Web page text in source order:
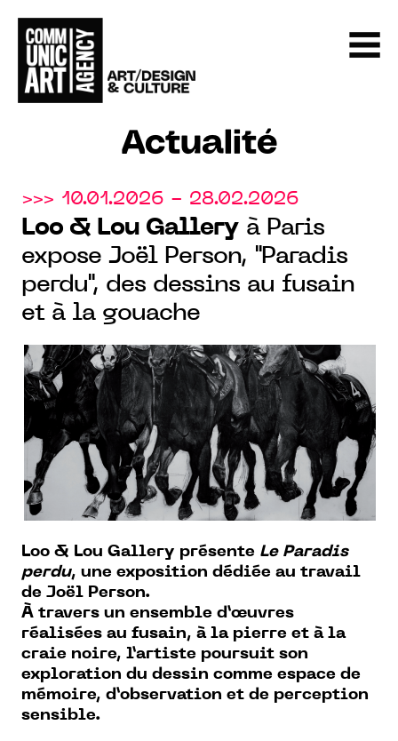
Actualité
>>> 10.01.2026 - 28.02.2026
Loo & Lou Gallery à Paris
expose Joël Person, "Paradis
perdu", des dessins au fusain
et à la gouache
Loo & Lou Gallery présente Le Paradis
perdu, une exposition dédiée au travail
de Joël Person.
À travers un ensemble d’œuvres
réalisées au fusain, à la pierre et à la
craie noire, l’artiste poursuit son
exploration du dessin comme espace de
mémoire, d’observation et de perception
sensible.